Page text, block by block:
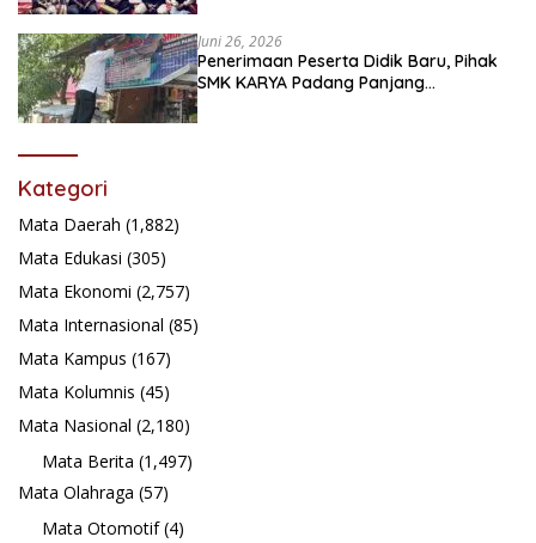
Juni 26, 2026
Penerimaan Peserta Didik Baru, Pihak
SMK KARYA Padang Panjang
Kategori
Mata Daerah (1,882)
Mata Edukasi (305)
Mata Ekonomi (2,757)
Mata Internasional (85)
Mata Kampus (167)
Mata Kolumnis (45)
Mata Nasional (2,180)
Mata Berita (1,497)
Mata Olahraga (57)
Mata Otomotif(4)